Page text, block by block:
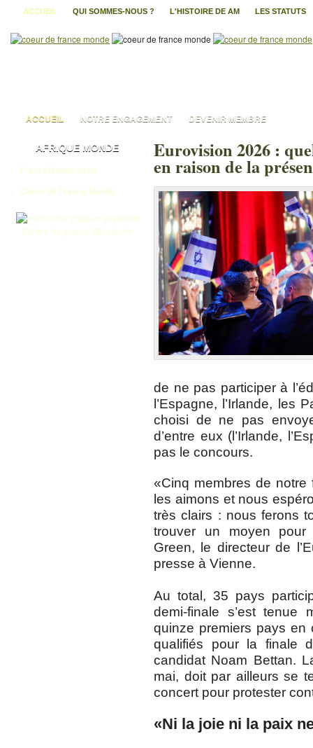
ACCUEIL QUI SOMMES-NOUS ? L'HISTOIRE DE AM LES STATUTS
ACCUEIL NOTRE ENGAGEMENT DEVENIR MEMBRE
AFRIQUE MONDE
FranceMonde.news
Coeur de France Monde
Parfum de grasse d'Elisabeth
Eurovision 2026 :
en raison de la
de ne pas participer à
l’Espagne, l’Irlande, les
choisi de ne pas
d’entre eux (l’Irlande,
pas le concours.
«Cinq membres de notre
les aimons et nous
très clairs : nous ferons
trouver un moyen pour
Green, le directeur de
presse à Vienne.
Au total, 35 pays
demi-finale s’est tenue
quinze premiers pays en
qualifiés pour la finale
candidat Noam Bettan.
mai, doit par ailleurs se
concert pour protester
«Ni la joie ni la paix